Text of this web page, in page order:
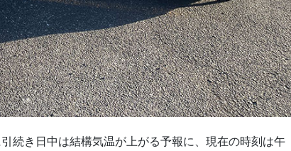
続き日中は結構気温が上がる予報に、現在の時刻は午